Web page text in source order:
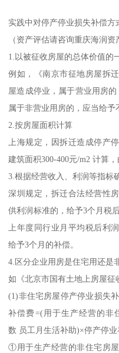
实践中对停产停业损失补偿方
（资产评估请咨询重庆海润资
1.以被征收房屋的总体价值的
例如，《南京市征地房屋拆
屋造成停业，属于营业用房
属于非营业用房的，应当给予
2.按房屋面积计算
上海规定，因拆迁造成停产
建筑面积300-400元/m2 计算
3.根据经营收入、利润等指标
深圳规定，拆迁合法经营性
供利润标准的，给予3个月税
上年度同行业月平均税后利
给予3个月的补偿。
4.区分企业用房是住宅用还是
如《北京市国有土地上房屋
(1)非住宅房屋停产停业损失
补偿费=(用于生产经营的非
数 员工月生活补助)×停产停业
①用于生产经营的非住宅房